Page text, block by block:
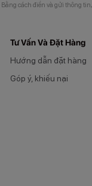
Bằng cách điền và gửi thông
Tư Vấn Và Đặt Hàng
Hướng dẫn đặt hàng
Góp ý, khiếu nại